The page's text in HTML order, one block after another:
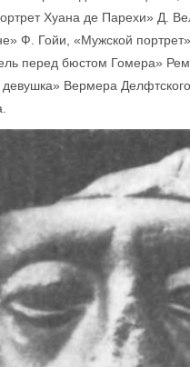
Хуана де Парехи» Д.
Ф. Гойи, «Мужской
перед бюстом Гомера»
Вермера